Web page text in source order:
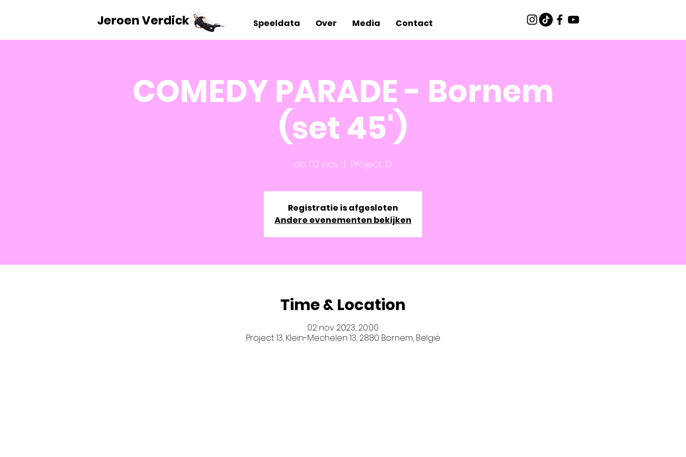
Jeroen Verdick Speeldata Over Media Contact
COMEDY PARADE - Bornem
(set 45')
do 02 nov
  |
Project 13
Registratie is afgesloten
Andere evenementen bekijken
Time & Location
02 nov 2023, 20:00
Project 13, Klein-Mechelen 13, 2880 Bornem, België